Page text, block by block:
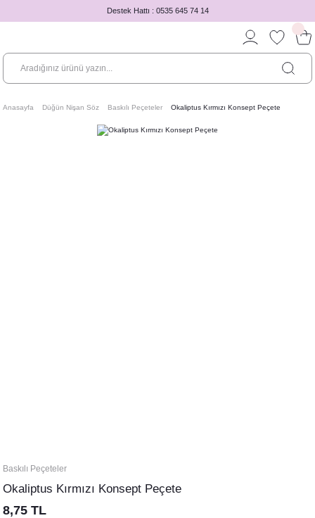
Destek Hattı : 0535 645 74 14
Anasayfa Düğün Nişan Söz Baskılı Peçeteler Okaliptus Kırmızı Konsept Peçete
Baskılı Peçeteler
Okaliptus Kırmızı Konsept Peçete
8,75 TL